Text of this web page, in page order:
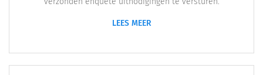
LEES MEER